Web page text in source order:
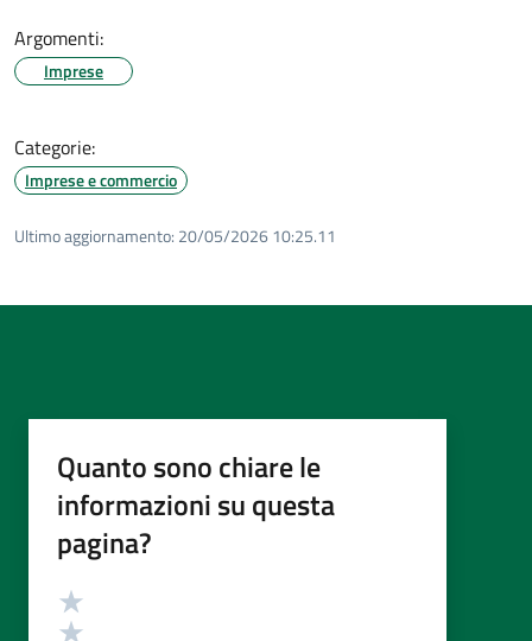
Argomenti:
Imprese
Categorie:
Imprese e commercio
Ultimo aggiornamento: 20/05/2026 10:25.11
Quanto sono chiare le
informazioni su questa
pagina?
Valutazione